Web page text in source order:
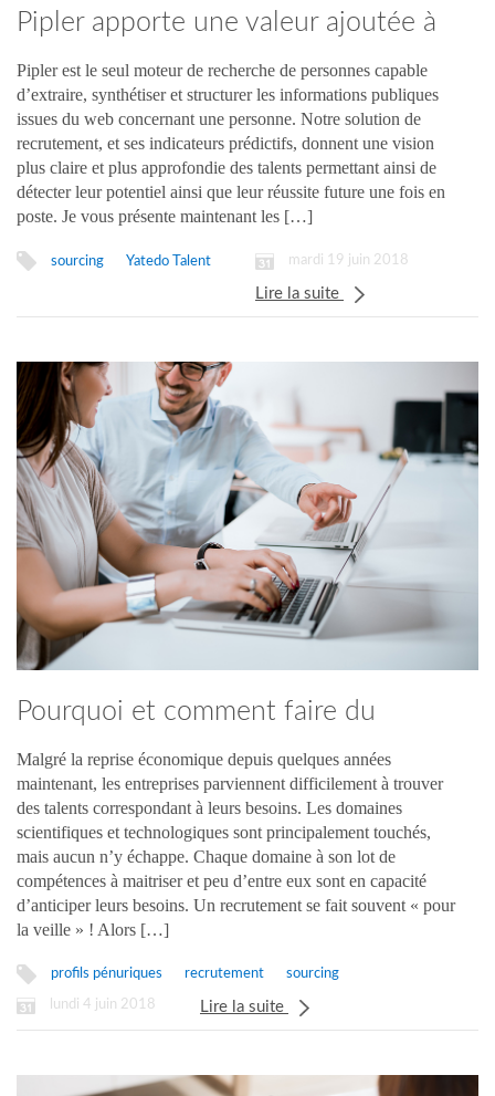
Pipler apporte une valeur ajoutée à
votre sourcing
Pipler est le seul moteur de recherche de personnes capable
d’extraire, synthétiser et structurer les informations publiques
issues du web concernant une personne. Notre solution de
recrutement, et ses indicateurs prédictifs, donnent une vision
plus claire et plus approfondie des talents permettant ainsi de
détecter leur potentiel ainsi que leur réussite future une fois en
poste. Je vous présente maintenant les […]
sourcing Yatedo Talent mardi 19 juin 2018
Lire la suite
Pourquoi et comment faire du
sourcing ?
Malgré la reprise économique depuis quelques années
maintenant, les entreprises parviennent difficilement à trouver
des talents correspondant à leurs besoins. Les domaines
scientifiques et technologiques sont principalement touchés,
mais aucun n’y échappe. Chaque domaine à son lot de
compétences à maitriser et peu d’entre eux sont en capacité
d’anticiper leurs besoins. Un recrutement se fait souvent « pour
la veille » ! Alors […]
profils pénuriques recrutement sourcing
lundi 4 juin 2018 Lire la suite